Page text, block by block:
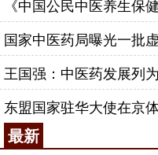
《中国公民中医养生保
国家中医药局曝光一批
王国强：中医药发展列
东盟国家驻华大使在京
最新